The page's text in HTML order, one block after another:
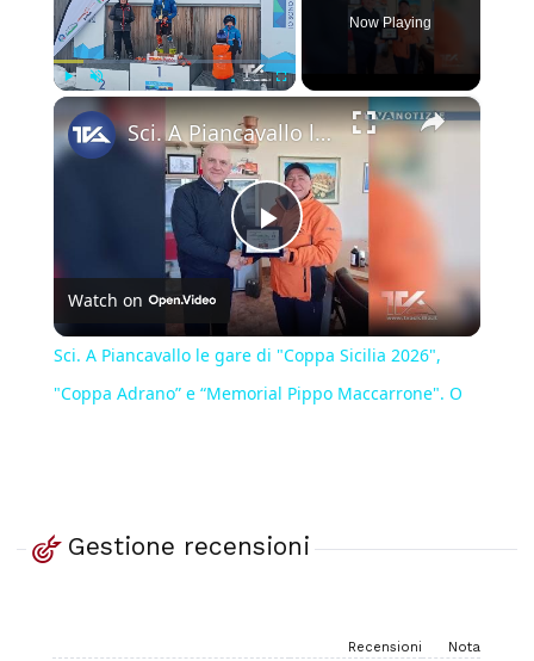
Now Playing
×
Play
Video
Sci. A Piancavallo le gare di "Coppa Sicilia 2026", "Coppa Adrano” e “Memorial Pippo Maccarrone". O
Watch on
Sci. A Piancavallo le gare di "Coppa Sicilia 2026",
"Coppa Adrano” e “Memorial Pippo Maccarrone". O
Gestione recensioni
Recensioni Nota